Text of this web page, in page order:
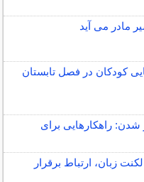
مادر می آید
کودکان در فصل تابستان
راهکارهایی برای
زبان، ارتباط برقرار